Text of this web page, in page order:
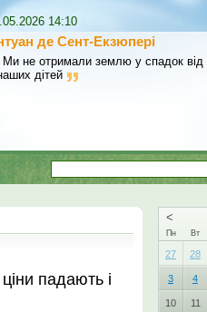
14:10
де Сент-Екзюпері
Ми не отримали землю у спадок від
дітей
падають і
<
Пн Вт
27 28
3 4
10 11